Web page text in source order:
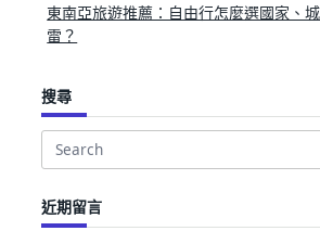
東南亞旅遊推薦：自由行怎麼選國家、
雷？
搜尋
Search
近期留言